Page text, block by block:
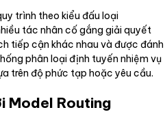
trình theo kiểu đấu loại
tác nhân cố gắng giải quyết
tiếp cận khác nhau và được đánh
phân loại định tuyến nhiệm vụ
trên độ phức tạp hoặc yêu cầu.
Model Routing